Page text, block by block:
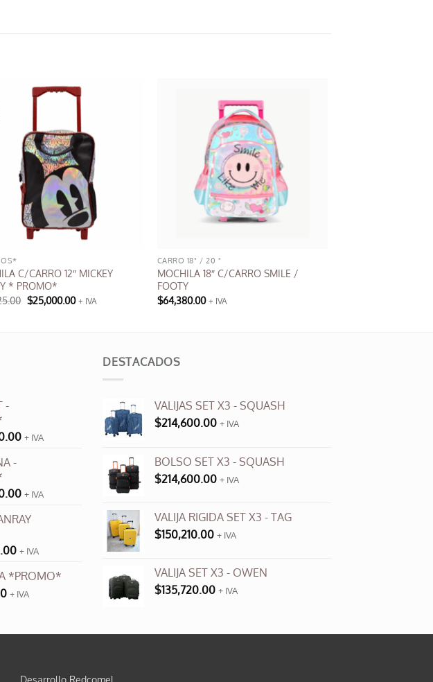
C/CARRO 12″ MICKEY
* PROMO*
El
precio
$25,000.00El+ IVA
CARRO 18" / 20 "
MOCHILA 18″ C/CARRO SMILE /
FOOTY
$64,380.00 + IVA
múltiples
opciones
se
elegir
en
la
de
producto
-
El
$6,000.00.
+ IVA
-
El
actual
$6,000.00.
+ IVA
El
actual
es:
+ IVA
*PROMO*
El
es:
+ IVA
DESTACADOS
VALIJAS SET X3 - SQUASH
$214,600.00 + IVA
BOLSO SET X3 - SQUASH
$214,600.00 + IVA
VALIJA RIGIDA SET X3 - TAG
$150,210.00 + IVA
VALIJA SET X3 - OWEN
$135,720.00 + IVA